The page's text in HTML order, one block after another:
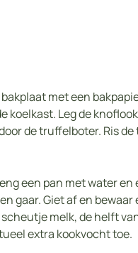
met een
Leg de
de truffelboter. Ris
een pan met water en
gaar. Giet af en bewaar
melk, de helft
extra kookvocht toe.